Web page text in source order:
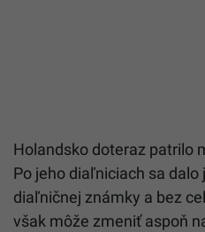
Holandsko doteraz patrilo
Po jeho diaľniciach sa dalo
diaľničnej známky a bez
však môže zmeniť aspoň